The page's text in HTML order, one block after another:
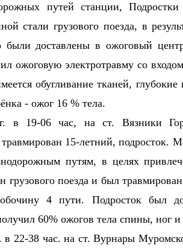
путей станции,
стали грузового поезда, в
были доставлены в ожоговый
ожоговую электротравму со
обугливание тканей,
- ожог 16 % тела.
в 19-06 час, на ст. Вязники
15-летний, подросток.
путям, в целях
грузового поезда и был
4 пути. Подросток был
60% ожогов тела спины, ног
в 22-38 час. на ст. Вурнары